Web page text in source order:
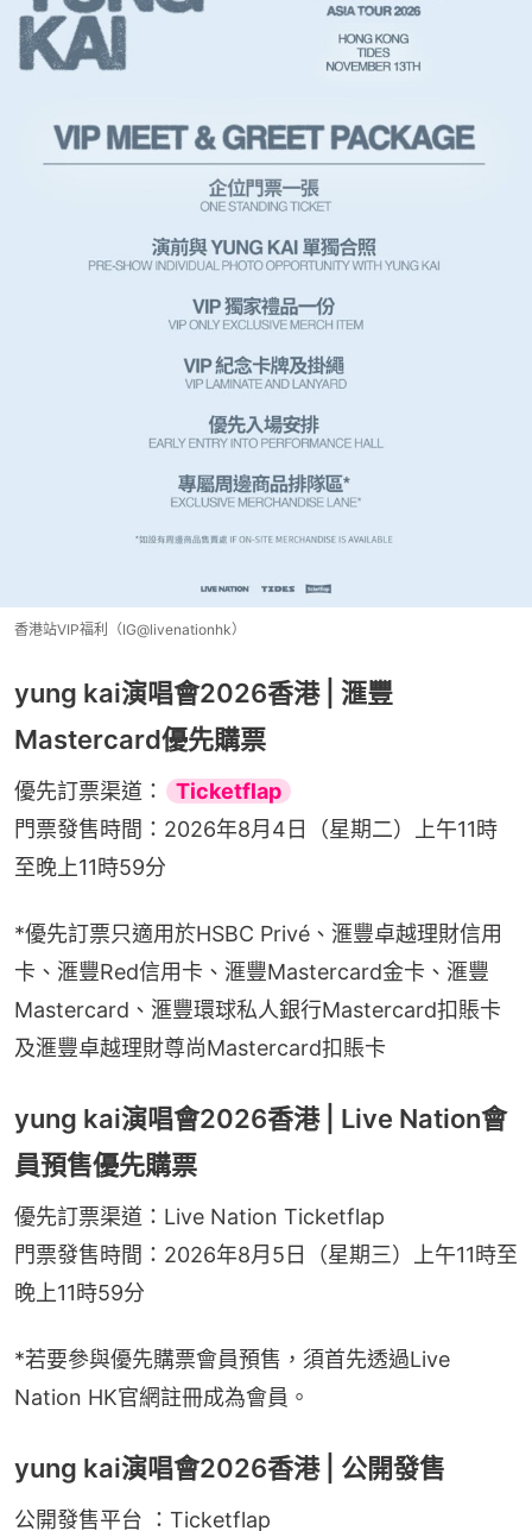
香港站VIP福利（IG@livenationhk）
yung kai演唱會2026香港 | 滙豐
Mastercard優先購票
優先訂票渠道：
Ticketflap
門票發售時間：2026年8月4日（星期二）上午11時
至晚上11時59分
*優先訂票只適用於HSBC Privé、滙豐卓越理財信用
卡、滙豐Red信用卡、滙豐Mastercard金卡、滙豐
Mastercard、滙豐環球私人銀行Mastercard扣賬卡
及滙豐卓越理財尊尚Mastercard扣賬卡
yung kai演唱會2026香港 | Live Nation會
員預售優先購票
優先訂票渠道：Live Nation Ticketflap
門票發售時間：2026年8月5日（星期三）上午11時至
晚上11時59分
*若要參與優先購票會員預售，須首先透過Live
Nation HK官網註冊成為會員。
yung kai演唱會2026香港 | 公開發售
公開發售平台 ：Ticketflap